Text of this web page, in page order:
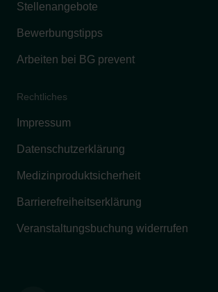
Stellenangebote
Bewerbungstipps
Arbeiten bei BG prevent
Rechtliches
Impressum
Datenschutzerklärung
Medizinproduktsicherheit
Barrierefreiheitserklärung
Veranstaltungsbuchung widerrufen